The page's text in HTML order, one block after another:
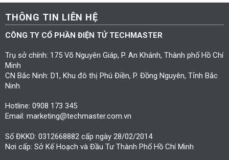
THÔNG TIN LIÊN HỆ
CÔNG TY CỔ PHẦN ĐIỆN TỬ TECHMASTER
Trụ sở chính: 175 Võ Nguyên Giáp, P. An Khánh, Thành phố Hồ Chí
Minh
CN Bắc Ninh: D1, Khu đô thị Phú Điền, P. Đồng Nguyên, Tỉnh Bắc
Ninh
Hotline: 0908 173 345
Email: marketing@techmaster.com.vn
Số ĐKKD: 0312668882 cấp ngày 28/02/2014
Nơi cấp: Sở Kế Hoạch và Đầu Tư Thành Phố Hồ Chí Minh